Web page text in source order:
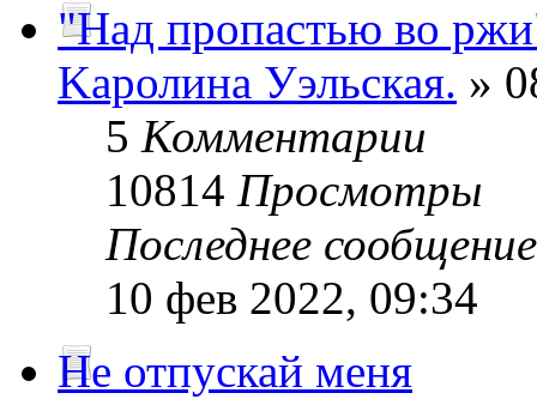
"Над пропастью во
Kaролина Уэльская. »
5 Комментарии
10814 Просмотры
Последнее
10 фев 2022, 09:34
Не отпускай меня